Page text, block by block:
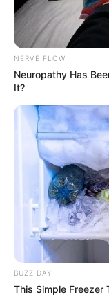
NERVE FLOW
Neuropathy Has
It?
BUZZ DAY
This Simple Freezer